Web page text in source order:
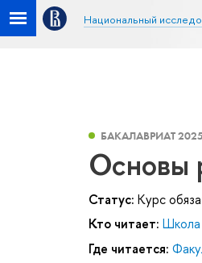
Национальный
БАКАЛАВРИАТ
Основы
Статус: Курс
Кто читает: Школа
Где читается: